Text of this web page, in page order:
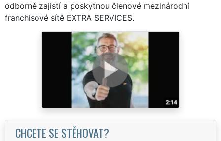
odborně zajistí a poskytnou členové mezinárodní
franchisové sítě EXTRA SERVICES.
CHCETE SE STĚHOVAT?